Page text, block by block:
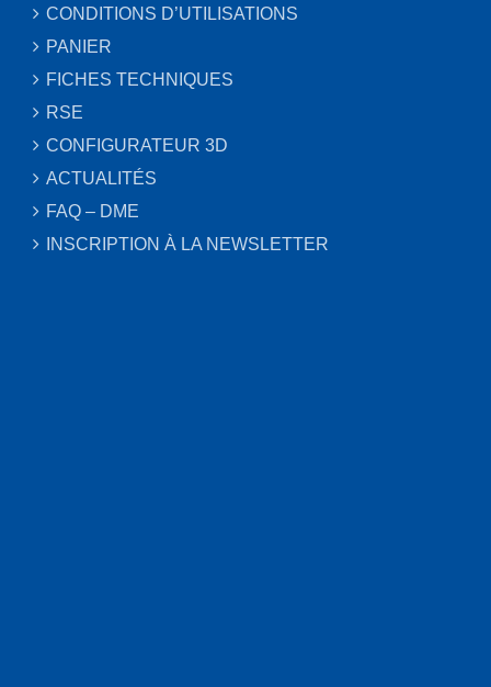
CONDITIONS D’UTILISATIONS
PANIER
FICHES TECHNIQUES
RSE
CONFIGURATEUR 3D
ACTUALITÉS
FAQ – DME
INSCRIPTION À LA NEWSLETTER